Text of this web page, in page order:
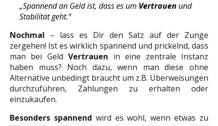
„Spannend an Geld ist, dass es um Vertrauen und
Stabilität geht.“
Nochmal – lass es Dir den Satz auf der Zunge
zergehen! Ist es wirklich spannend und prickelnd, dass
man bei GeldVertrauen in eine zentrale Instanz
haben muss? Noch dazu, wenn man diese ohne
Alternative unbedingt braucht um z.B. Überweisungen
durchzuführen, Zahlungen zu erhalten oder
einzukaufen.
Besonders spannend wird es wohl, wenn etwas zu